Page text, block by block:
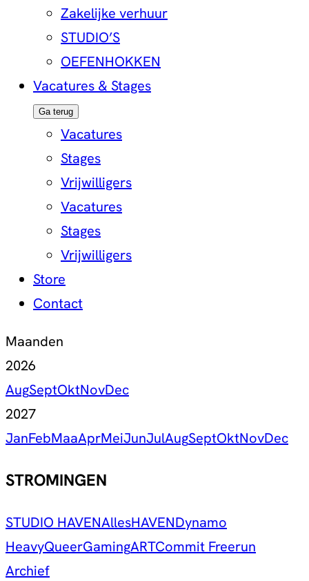
Zakelijke verhuur
STUDIO’S
OEFENHOKKEN
Vacatures & Stages
Ga terug
Vacatures
Stages
Vrijwilligers
Vacatures
Stages
Vrijwilligers
Store
Contact
Maanden
2026
AugSeptOktNovDec
2027
JanFebMaaAprMeiJunJulAugSeptOktNovDec
STROMINGEN
STUDIO HAVENAllesHAVENDynamo
HeavyQueerGamingARTCommit Freerun
Archief